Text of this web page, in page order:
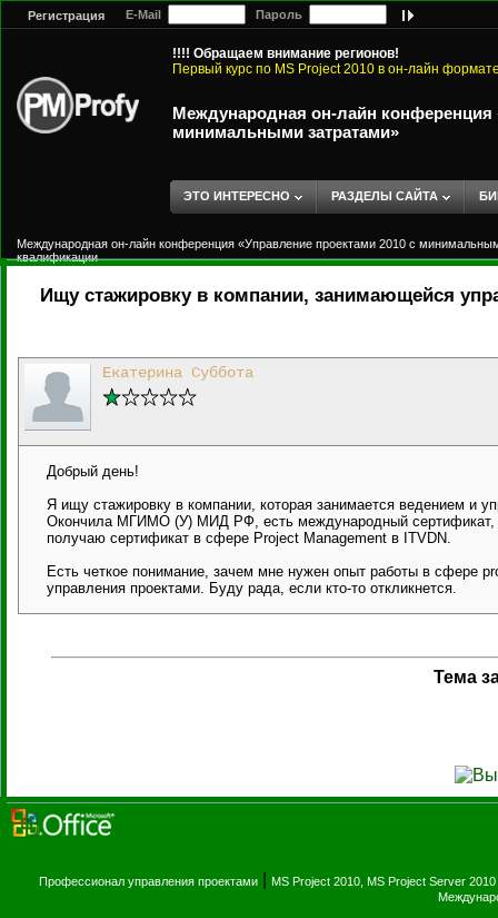
Регистрация E-Mail Пароль
!!!! Обращаем внимание регионов!
Первый курс по MS Project 2010 в он-лайн
Международная он-лайн конференция
минимальными затратами»
ЭТО ИНТЕРЕСНО РАЗДЕЛЫ САЙТА
Международная он-лайн конференция «Управление проектами 2010 с
квалификации
Ищу стажировку в компании, занимающейся
Екатерина Суббота
Добрый день!
Я ищу стажировку в компании, которая занимается ведением и
Окончила МГИМО (У) МИД РФ, есть международный сертификат,
получаю сертификат в сфере Project Management в ITVDN.
Есть четкое понимание, зачем мне нужен опыт работы в сфере
управления проектами. Буду рада, если кто-то откликнется.
Тема
Профессионал управления проектами MS Project 2010, MS Project Server 2010